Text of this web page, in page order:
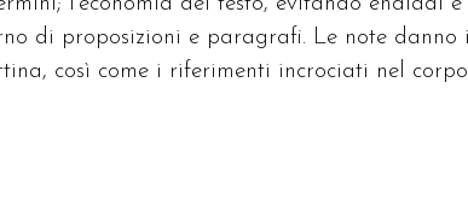
di proposizioni e paragrafi. Le note danno
così come i riferimenti incrociati nel